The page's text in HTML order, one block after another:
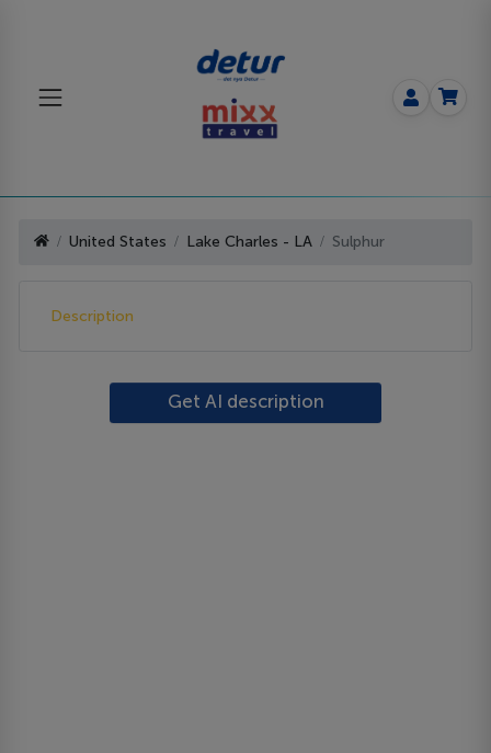
United States Lake Charles - LA Sulphur
Description
Get AI description